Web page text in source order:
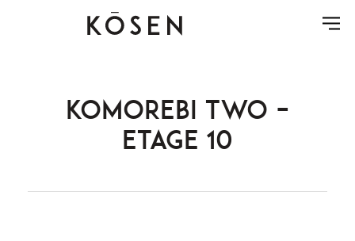
KOMOREBI TWO –
ETAGE 10